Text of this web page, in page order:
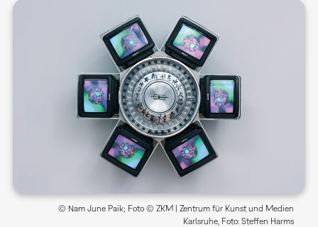
© Nam June Paik; Foto © ZKM | Zentrum für Kunst und Medien
Karlsruhe, Foto: Steffen Harms